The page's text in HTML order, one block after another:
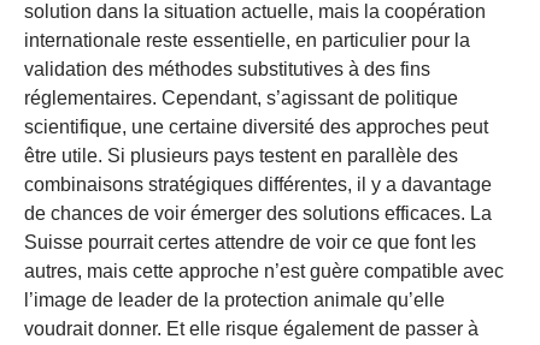
solution dans la situation actuelle, mais la coopération
internationale reste essentielle, en particulier pour la
validation des méthodes substitutives à des fins
réglementaires. Cependant, s’agissant de politique
scientifique, une certaine diversité des approches peut
être utile. Si plusieurs pays testent en parallèle des
combinaisons stratégiques différentes, il y a davantage
de chances de voir émerger des solutions efficaces. La
Suisse pourrait certes attendre de voir ce que font les
autres, mais cette approche n’est guère compatible avec
l’image de leader de la protection animale qu’elle
voudrait donner. Et elle risque également de passer à